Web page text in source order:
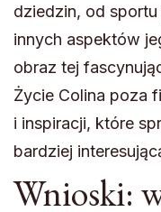
dziedzin, od
innych aspektów
obraz tej
Życie Colina poza
i inspiracji, które
bardziej
Wnioski: